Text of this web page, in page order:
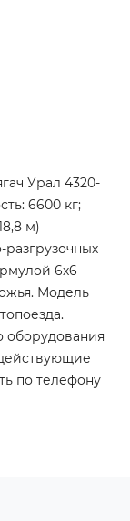
Урал 4320-
6600 кг;
м)
6х6
Модель
оборудования
по телефону